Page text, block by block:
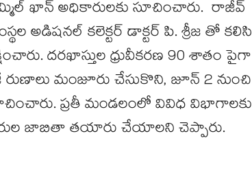
ఖాన్ అధికారులకు సూచించారు. రాజీవ్
అడిషనల్​ కలెక్టర్ డాక్టర్ పి. శ్రీజ తో కలిసి
దరఖాస్తుల ధ్రువీకరణ 90 శాతం పైగా
రుణాలు మంజూరు చేసుకొని, జూన్ 2 నుంచి
ప్రతీ మండలంలో వివిధ విభాగాలకు
జాబితా తయారు చేయాలని చెప్పారు.